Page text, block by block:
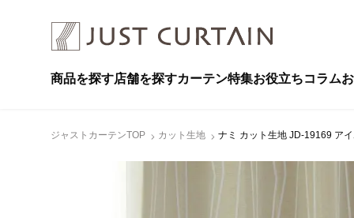
商品を探す店舗を探すカーテン特集お役立ちコラム
ジャストカーテンTOP カット生地 ナミ カット生地 JD-19169 ア